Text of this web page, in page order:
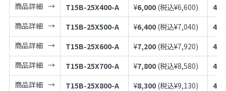
商品詳細
T15B-25X400-A ¥6,000 (税込¥6,600)
商品詳細
T15B-25X500-A ¥6,400 (税込¥7,040)
商品詳細
T15B-25X600-A ¥7,200 (税込¥7,920)
商品詳細
T15B-25X700-A ¥7,800 (税込¥8,580)
商品詳細
T15B-25X800-A ¥8,300 (税込¥9,130)